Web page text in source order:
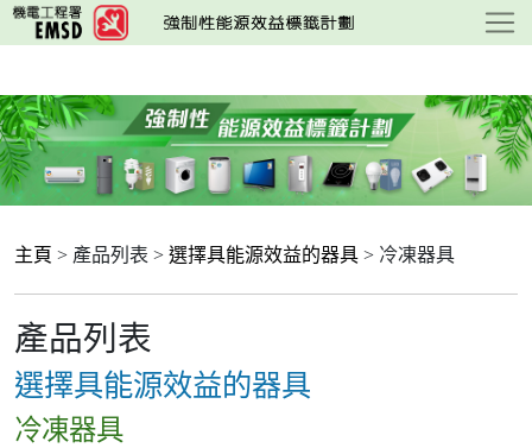
跳
至
要
內
容
主頁 > 產品列表 > 選擇具能源效益的器具 > 冷凍器具
產品列表
選擇具能源效益的器具
冷凍器具